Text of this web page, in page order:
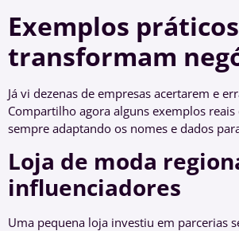
Exemplos
transformam
Já vi dezenas de empresas acertarem e
Compartilho agora alguns exemplos reais
sempre adaptando os nomes e dados
Loja de moda
influenciadores
Uma pequena loja investiu em parcerias